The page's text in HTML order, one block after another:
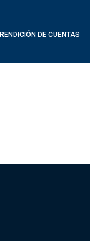
RENDICIÓN DE CUENTAS